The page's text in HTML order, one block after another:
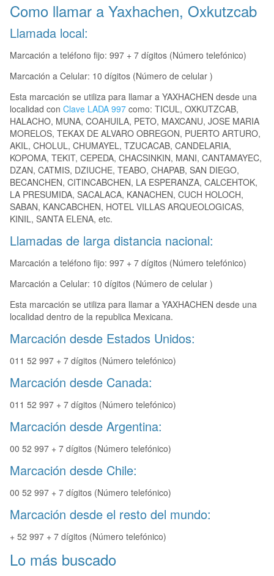
Como llamar a Yaxhachen, Oxkutzcab
Llamada local:
Marcación a teléfono fijo: 997 + 7 dígitos (Número telefónico)
Marcación a Celular: 10 dígitos (Número de celular )
Esta marcación se utiliza para llamar a YAXHACHEN desde una
localidad con Clave LADA 997 como: TICUL, OXKUTZCAB,
HALACHO, MUNA, COAHUILA, PETO, MAXCANU, JOSE MARIA
MORELOS, TEKAX DE ALVARO OBREGON, PUERTO ARTURO,
AKIL, CHOLUL, CHUMAYEL, TZUCACAB, CANDELARIA,
KOPOMA, TEKIT, CEPEDA, CHACSINKIN, MANI, CANTAMAYEC,
DZAN, CATMIS, DZIUCHE, TEABO, CHAPAB, SAN DIEGO,
BECANCHEN, CITINCABCHEN, LA ESPERANZA, CALCEHTOK,
LA PRESUMIDA, SACALACA, KANACHEN, CUCH HOLOCH,
SABAN, KANCABCHEN, HOTEL VILLAS ARQUEOLOGICAS,
KINIL, SANTA ELENA, etc.
Llamadas de larga distancia nacional:
Marcación a teléfono fijo: 997 + 7 dígitos (Número telefónico)
Marcación a Celular: 10 dígitos (Número de celular )
Esta marcación se utiliza para llamar a YAXHACHEN desde una
localidad dentro de la republica Mexicana.
Marcación desde Estados Unidos:
011 52 997 + 7 dígitos (Número telefónico)
Marcación desde Canada:
011 52 997 + 7 dígitos (Número telefónico)
Marcación desde Argentina:
00 52 997 + 7 dígitos (Número telefónico)
Marcación desde Chile:
00 52 997 + 7 dígitos (Número telefónico)
Marcación desde el resto del mundo:
+ 52 997 + 7 dígitos (Número telefónico)
Lo más buscado